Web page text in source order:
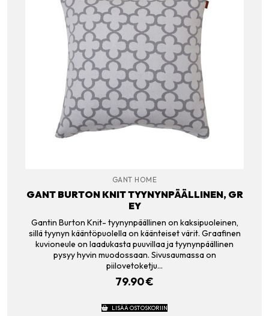
GANT HOME
GANT BURTON KNIT TYYNYNPÄÄLLINEN, GR
EY
Gantin Burton Knit- tyynynpäällinen on kaksipuoleinen,
sillä tyynyn kääntöpuolella on käänteiset värit. Graafinen
kuvioneule on laadukasta puuvillaa ja tyynynpäällinen
pysyy hyvin muodossaan. Sivusaumassa on
piilovetoketju…
79.90€
LISÄÄ OSTOSKORIIN